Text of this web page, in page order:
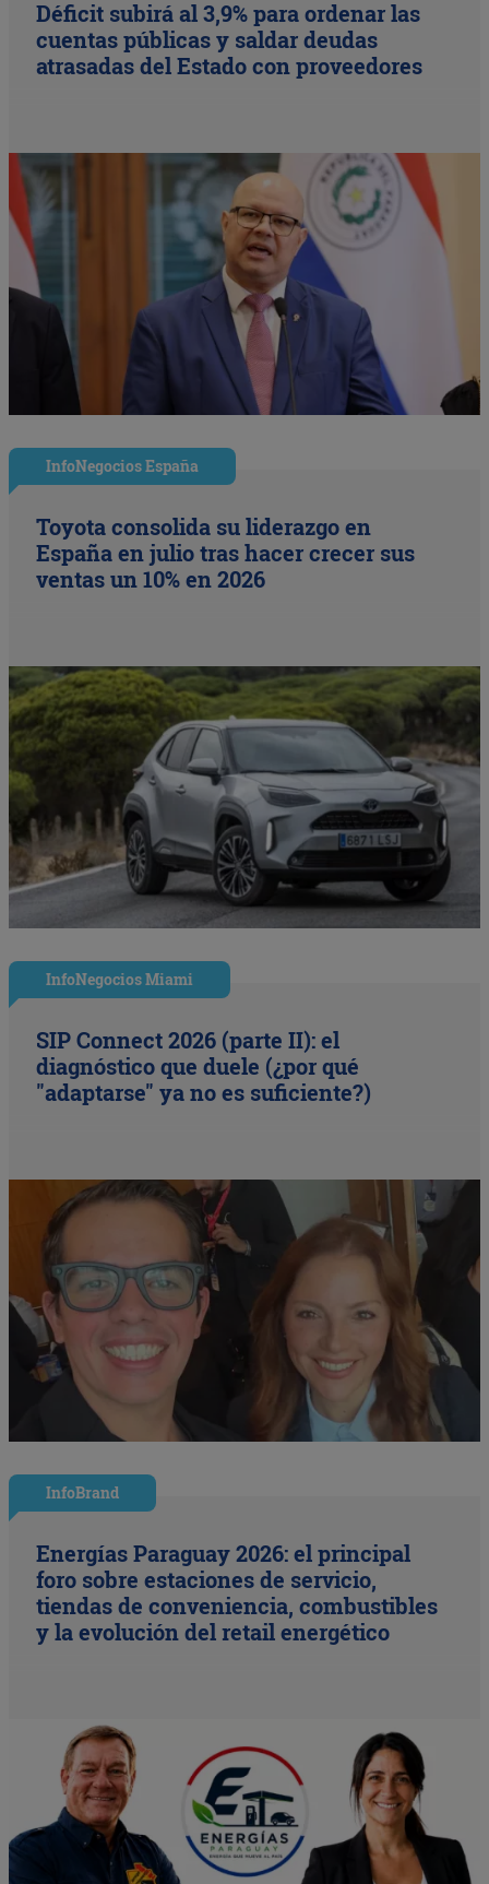
Déficit subirá al 3,9% para ordenar las
cuentas públicas y saldar deudas
atrasadas del Estado con proveedores
InfoNegocios España
Toyota consolida su liderazgo en
España en julio tras hacer crecer sus
ventas un 10% en 2026
InfoNegocios Miami
SIP Connect 2026 (parte II): el
diagnóstico que duele (¿por qué
"adaptarse" ya no es suficiente?)
InfoBrand
Energías Paraguay 2026: el principal
foro sobre estaciones de servicio,
tiendas de conveniencia, combustibles
y la evolución del retail energético